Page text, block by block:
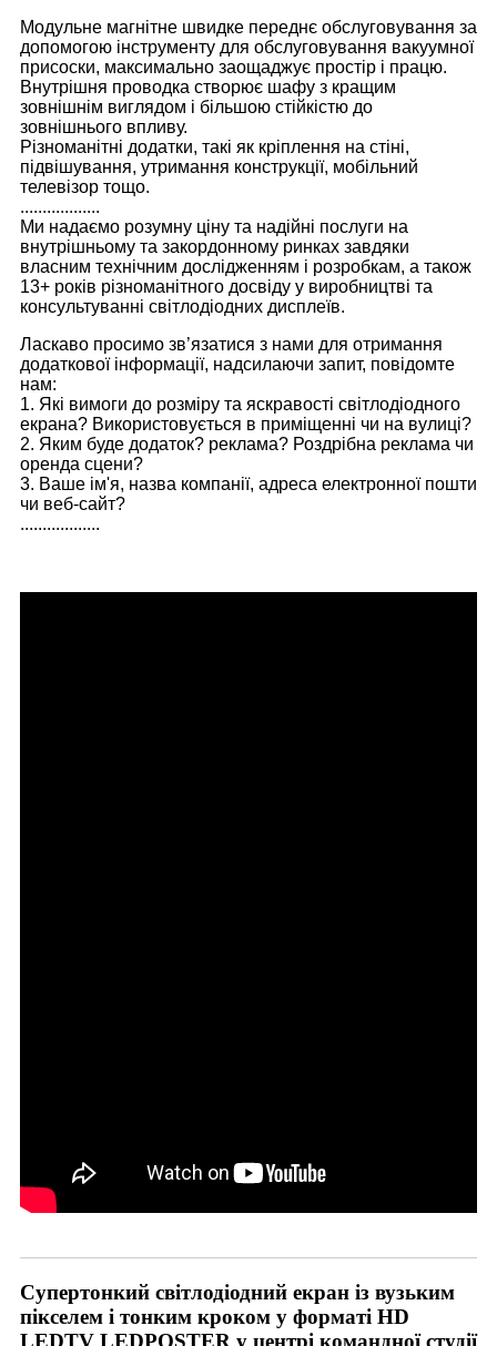
Модульне магнітне швидке переднє обслуговування за
допомогою інструменту для обслуговування вакуумної
присоски, максимально заощаджує простір і працю.
Внутрішня проводка створює шафу з кращим
зовнішнім виглядом і більшою стійкістю до
зовнішнього впливу.
Різноманітні додатки, такі як кріплення на стіні,
підвішування, утримання конструкції, мобільний
телевізор тощо.
..................
Ми надаємо розумну ціну та надійні послуги на
внутрішньому та закордонному ринках завдяки
власним технічним дослідженням і розробкам, а також
13+ років різноманітного досвіду у виробництві та
консультуванні світлодіодних дисплеїв.
Ласкаво просимо зв’язатися з нами для отримання
додаткової інформації, надсилаючи запит, повідомте
нам:
1. Які вимоги до розміру та яскравості світлодіодного
екрана? Використовується в приміщенні чи на вулиці?
2. Яким буде додаток? реклама? Роздрібна реклама чи
оренда сцени?
3. Ваше ім'я, назва компанії, адреса електронної пошти
чи веб-сайт?
..................
Супертонкий світлодіодний екран із вузьким
пікселем і тонким кроком у форматі HD
LEDTV LEDPOSTER у центрі командної студії